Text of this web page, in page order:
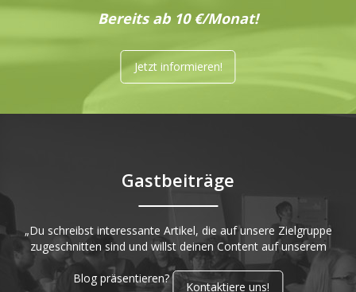
Bereits ab 10 €/Monat!
Jetzt informieren!
Gastbeiträge
„Du schreibst interessante Artikel, die auf unsere Zielgruppe
zugeschnitten sind und willst deinen Content auf unserem
Blog präsentieren?
Kontaktiere uns!